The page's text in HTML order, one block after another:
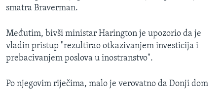
smatra Braverman.
Međutim, bivši ministar Harington je upozorio da je
vladin pristup "rezultirao otkazivanjem investicija i
prebacivanjem poslova u inostranstvo".
Po njegovim riječima, malo je verovatno da Donji dom